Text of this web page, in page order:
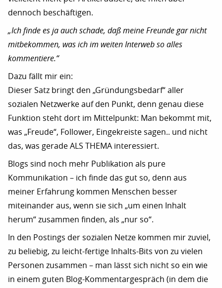
dennoch beschäftigen.
„Ich finde es ja auch schade, daß meine Freunde gar nicht
mitbekommen, was ich im weiten Interweb so alles
kommentiere.“
Dazu fällt mir ein:
Dieser Satz bringt den „Gründungsbedarf“ aller
sozialen Netzwerke auf den Punkt, denn genau diese
Funktion steht dort im Mittelpunkt: Man bekommt mit,
was „Freude“, Follower, Eingekreiste sagen.. und nicht
das, was gerade ALS THEMA interessiert.
Blogs sind noch mehr Publikation als pure
Kommunikation – ich finde das gut so, denn aus
meiner Erfahrung kommen Menschen besser
miteinander aus, wenn sie sich „um einen Inhalt
herum“ zusammen finden, als „nur so“.
In den Postings der sozialen Netze kommen mir zuviel,
zu beliebig, zu leicht-fertige Inhalts-Bits von zu vielen
Personen zusammen – man lässt sich nicht so ein wie
in einem guten Blog-Kommentargespräch (in dem die